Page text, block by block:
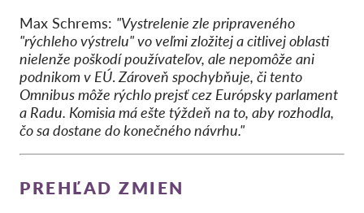
Max Schrems: "Vystrelenie zle pripraveného
"rýchleho výstrelu" vo veľmi zložitej a citlivej oblasti
nielenže poškodí používateľov, ale nepomôže ani
podnikom v EÚ. Zároveň spochybňuje, či tento
Omnibus môže rýchlo prejsť cez Európsky parlament
a Radu. Komisia má ešte týždeň na to, aby rozhodla,
čo sa dostane do konečného návrhu."
PREHĽAD ZMIEN